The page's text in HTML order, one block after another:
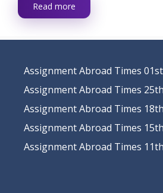
Read more
Assignment Abroad Times
Assignment Abroad Times
Assignment Abroad Times
Assignment Abroad Times
Assignment Abroad Times